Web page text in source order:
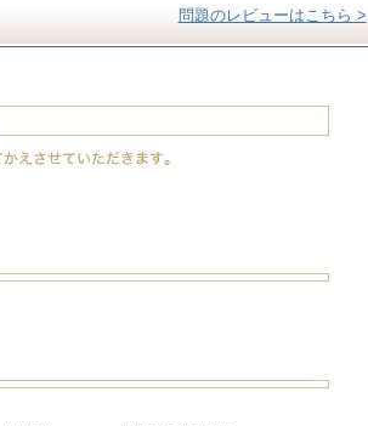
問題のレビューはこちら >